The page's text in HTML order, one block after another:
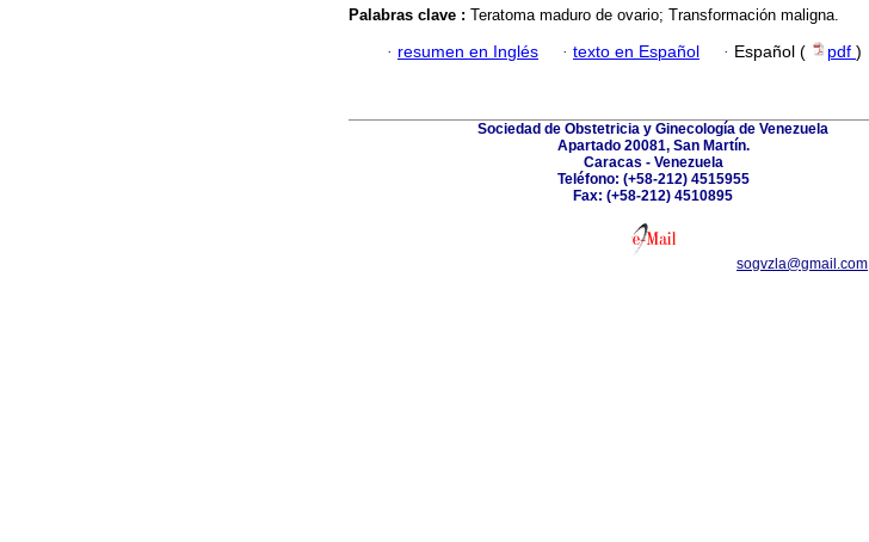
Palabras clave : Teratoma maduro de ovario; Transformación maligna.
· resumen en Inglés · texto en Español · Español ( pdf )
Sociedad de Obstetricia y Ginecología de Venezuela
Apartado 20081, San Martín.
Caracas - Venezuela
Teléfono: (+58-212) 4515955
Fax: (+58-212) 4510895
sogvzla@gmail.com